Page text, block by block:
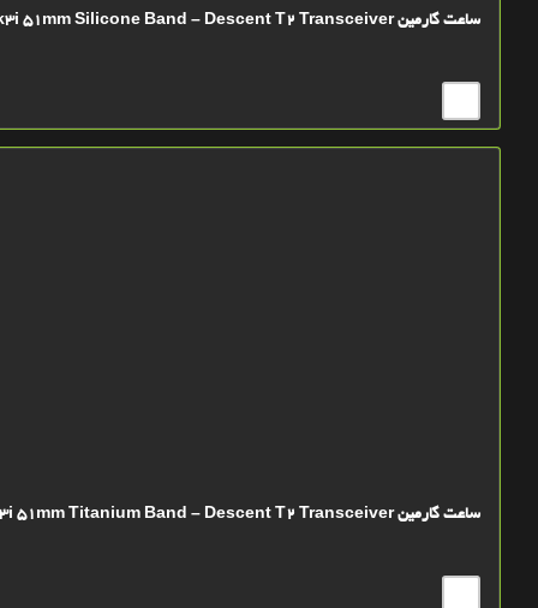
ساعت گارمین Descent Mk3i 51mm Silicone Band – Descent T2 Transceiver
ساعت گارمین Descent Mk3i 51mm Titanium Band – Descent T2 Transceiver